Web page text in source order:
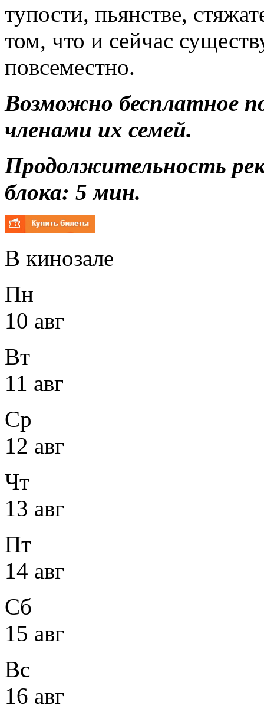
тупости, пьянстве,
том, что и сейчас
повсеместно.
Возможно бесплатное
членами их семей.
Продолжительность
блока: 5 мин.
В кинозале
Пн
10 авг
Вт
11 авг
Ср
12 авг
Чт
13 авг
Пт
14 авг
Сб
15 авг
Вс
16 авг